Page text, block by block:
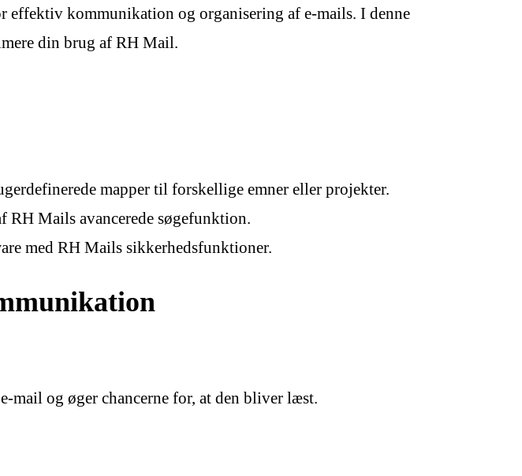
kommunikation og organisering af e-mails. I denne
din brug af RH Mail.
mapper til forskellige emner eller projekter.
Mails avancerede søgefunktion.
med RH Mails sikkerhedsfunktioner.
mail og øger chancerne for, at den bliver læst.